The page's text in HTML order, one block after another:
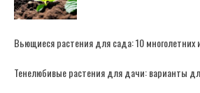
Вьющиеся растения для сада: 10 многолетних
Тенелюбивые растения для дачи: варианты